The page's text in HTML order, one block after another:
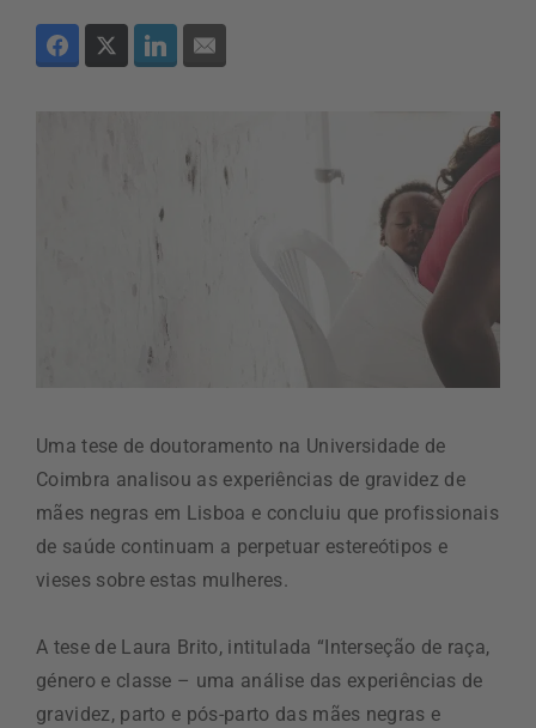
Uma tese de doutoramento na Universidade de
Coimbra analisou as experiências de gravidez de
mães negras em Lisboa e concluiu que profissionais
de saúde continuam a perpetuar estereótipos e
vieses sobre estas mulheres.
A tese de Laura Brito, intitulada “Interseção de raça,
género e classe – uma análise das experiências de
gravidez, parto e pós-parto das mães negras e